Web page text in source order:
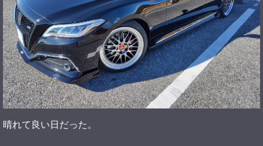
晴れて良い日だった。